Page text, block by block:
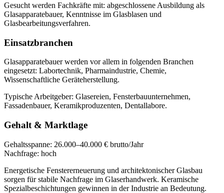
Gesucht werden Fachkräfte mit: abgeschlossene Ausbildung als
Glasapparatebauer, Kenntnisse im Glasblasen und
Glasbearbeitungsverfahren.
Einsatzbranchen
Glasapparatebauerwerden vor allem in folgenden Branchen
eingesetzt: Labortechnik, Pharmaindustrie, Chemie,
Wissenschaftliche Geräteherstellung.
Typische Arbeitgeber: Glasereien, Fensterbauunternehmen,
Fassadenbauer, Keramikproduzenten, Dentallabore.
Gehalt & Marktlage
Gehaltsspanne: 26.000–40.000 € brutto/Jahr
Nachfrage: hoch
Energetische Fenstererneuerung und architektonischer Glasbau
sorgen für stabile Nachfrage im Glaserhandwerk. Keramische
Spezialbeschichtungen gewinnen in der Industrie an Bedeutung.